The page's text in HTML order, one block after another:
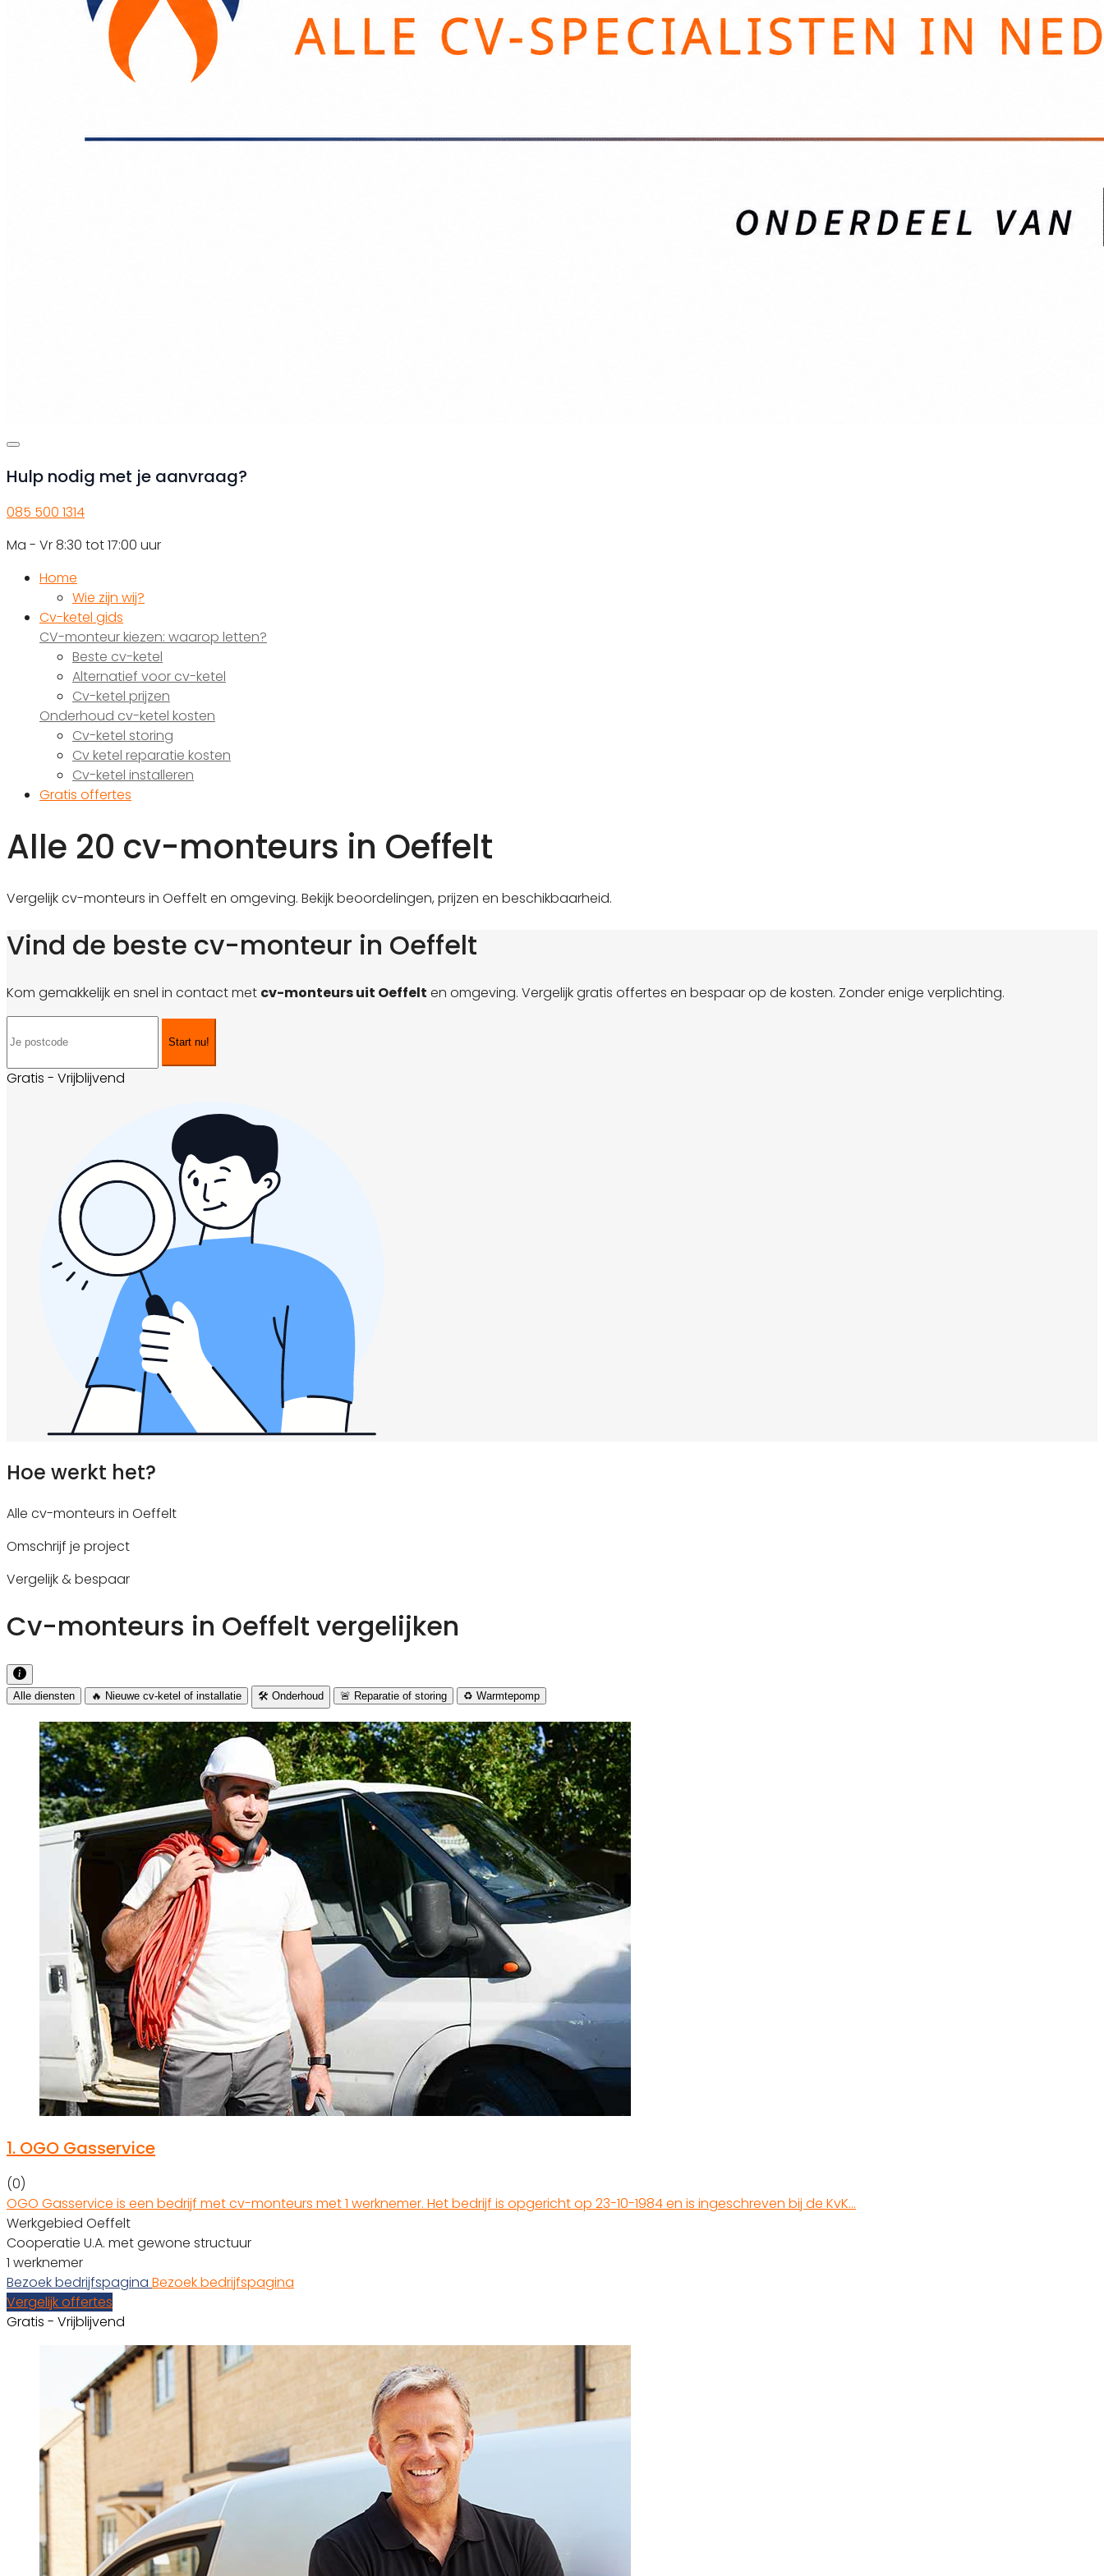
Hulp nodig met je aanvraag?
085 500 1314
Ma - Vr 8:30 tot 17:00 uur
Home
Wie zijn wij?
Cv-ketel gids
CV-monteur kiezen: waarop letten?
Beste cv-ketel
Alternatief voor cv-ketel
Cv-ketel prijzen
Onderhoud cv-ketel kosten
Cv-ketel storing
Cv ketel reparatie kosten
Cv-ketel installeren
Gratis offertes
Alle 20 cv-monteurs in Oeffelt
Vergelijk cv-monteurs in Oeffelt en omgeving. Bekijk beoordelingen, prijzen en beschikbaarheid.
Vind de beste cv-monteur in Oeffelt
Kom gemakkelijk en snel in contact met cv-monteurs uit Oeffelt en omgeving. Vergelijk gratis offertes en bespaar op de kosten. Zonder enige verplichting.
Start nu!
Gratis - Vrijblijvend
Hoe werkt het?
Alle cv-monteurs in Oeffelt
Omschrijf je project
Vergelijk & bespaar
Cv-monteurs in Oeffelt vergelijken
Alle diensten 🔥 Nieuwe cv-ketel of installatie 🛠️ Onderhoud 🚨 Reparatie of storing ♻️ Warmtepomp
1. OGO Gasservice
(0)
OGO Gasservice is een bedrijf met cv-monteurs met 1 werknemer. Het bedrijf is opgericht op 23-10-1984 en is ingeschreven bij de KvK…
Werkgebied Oeffelt
Cooperatie U.A. met gewone structuur
1 werknemer
Bezoek bedrijfspagina Bezoek bedrijfspagina
Vergelijk offertes
Gratis - Vrijblijvend